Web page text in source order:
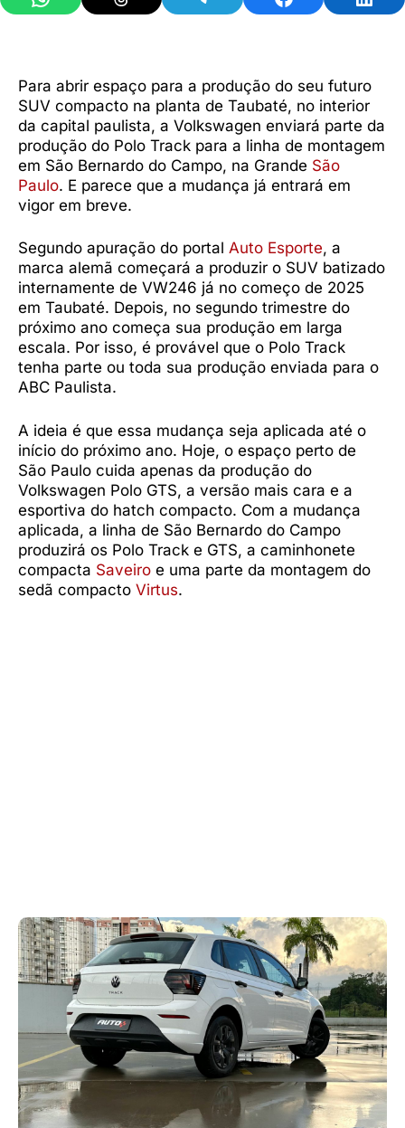
Para abrir espaço para a produção do seu futuro
SUV compacto na planta de Taubaté, no interior
da capital paulista, a Volkswagen enviará parte da
produção do Polo Track para a linha de montagem
em São Bernardo do Campo, na Grande São
Paulo. E parece que a mudança já entrará em
vigor em breve.
Segundo apuração do portal Auto Esporte, a
marca alemã começará a produzir o SUV batizado
internamente de VW246 já no começo de 2025
em Taubaté. Depois, no segundo trimestre do
próximo ano começa sua produção em larga
escala. Por isso, é provável que o Polo Track
tenha parte ou toda sua produção enviada para o
ABC Paulista.
A ideia é que essa mudança seja aplicada até o
início do próximo ano. Hoje, o espaço perto de
São Paulo cuida apenas da produção do
Volkswagen Polo GTS, a versão mais cara e a
esportiva do hatch compacto. Com a mudança
aplicada, a linha de São Bernardo do Campo
produzirá os Polo Track e GTS, a caminhonete
compacta Saveiro e uma parte da montagem do
sedã compacto Virtus.